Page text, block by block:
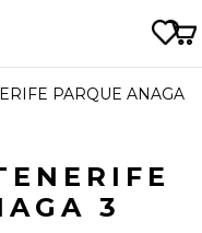
PARQUE ANAGA
3